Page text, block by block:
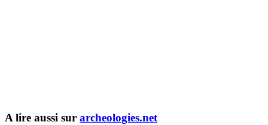
A lire aussi sur archeologies.net